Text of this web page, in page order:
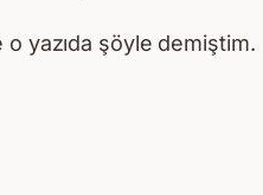
o yazıda şöyle demiştim.